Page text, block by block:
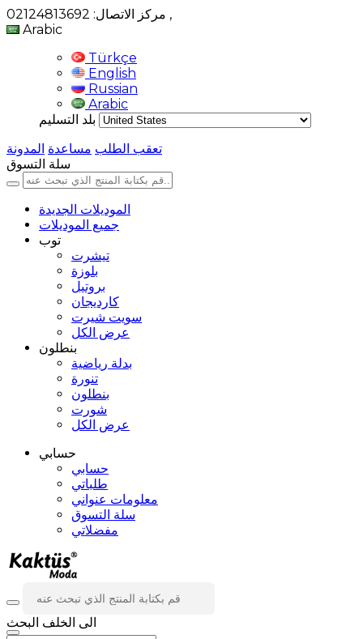
,
Arabic
Türkçe
English
Russian
Arabic
بلد التسليم
تعقب الطلب مساعدة المدونة
سلة التسوق
الموديلات الجديدة
جميع الموديلات
توب
تيشرت
بلوزة
بروتيل
كارديجان
سويت شيرت
عرض الكل
بنطلون
بدلة رياضية
تنورة
بنطلون
شورت
عرض الكل
حسابي
حسابي
طلباتي
معلومات عنواني
سلة التسوق
مفضلاتي
الى الخلف البحث